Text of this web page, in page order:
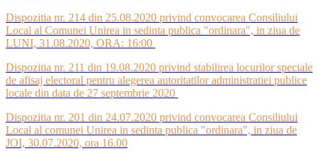
Dispozitia nr. 214 din 25.08.2020 privind convocarea Consiliului
Local al Comunei Unirea in sedinta publica "ordinara", in ziua de
LUNI, 31.08.2020, ORA: 16:00
Dispozitia nr. 211 din 19.08.2020 privind stabilirea locurilor speciale
de afisaj electoral pentru alegerea autoritatilor administratiei publice
locale din data de 27 septembrie 2020
Dispozitia nr. 201 din 24.07.2020 privind convocarea Consiliului
Local al comunei Unirea in sedinta publica "ordinara", in ziua de
JOI, 30.07.2020, ora 16.00